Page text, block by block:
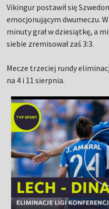
Vikingur postawił się
emocjonującym dwumeczu.
minuty grał w dziesiątkę, a
siebie zremisował zaś 3:3.
Mecze trzeciej rundy
na 4 i 11 sierpnia.